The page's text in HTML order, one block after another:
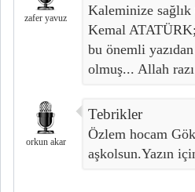
zafer yavuz
Kaleminize
Kemal
bu önemli
olmuş... Allah
orkun akar
Tebrikler
Özlem hocam
aşkolsun.Yazın